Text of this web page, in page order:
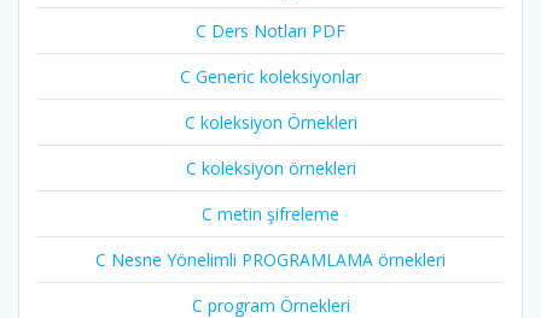
C Ders Notları PDF
C Generic koleksiyonlar
C koleksiyon Örnekleri
C koleksiyon örnekleri
C metin şifreleme
C Nesne Yönelimli PROGRAMLAMA örnekleri
C program Örnekleri